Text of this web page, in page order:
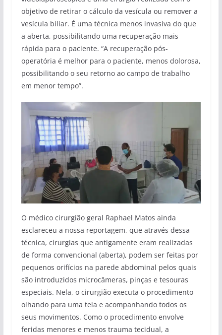
objetivo de retirar o cálculo da vesícula ou remover a
vesícula biliar. É uma técnica menos invasiva do que
a aberta, possibilitando uma recuperação mais
rápida para o paciente. “A recuperação pós-
operatória é melhor para o paciente, menos dolorosa,
possibilitando o seu retorno ao campo de trabalho
em menor tempo”.
O médico cirurgião geral Raphael Matos ainda
esclareceu a nossa reportagem, que através dessa
técnica, cirurgias que antigamente eram realizadas
de forma convencional (aberta), podem ser feitas por
pequenos orifícios na parede abdominal pelos quais
são introduzidos microcâmeras, pinças e tesouras
especiais. Nela, o cirurgião executa o procedimento
olhando para uma tela e acompanhando todos os
seus movimentos. Como o procedimento envolve
feridas menores e menos trauma tecidual, a